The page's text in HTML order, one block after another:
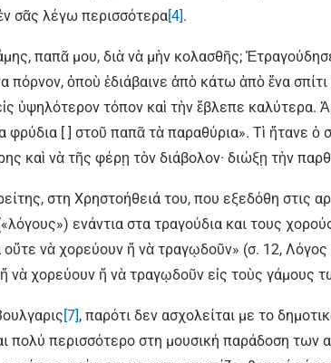
σᾶς λέγω περισσότερα[4].
παπᾶ μου, διὰ νὰ μὴν κολασθῆς;
πόρνον, ὁποὺ ἐδιάβαινε ἀπὸ κάτω ἀπὸ ἕνα
ὑψηλότερον τόπον καὶ τὴν ἔβλεπε καλύτερα.
φρύδια [ ] στοῦ παπᾶ τὰ παραθύρια». Τὶ ἤτανε
καὶ νὰ τῆς φέρῃ τὸν διάβολον· διώξῃ τὴν
στη Χρηστοήθειά του, που εξεδόθη στις
ενάντια στα τραγούδια και τους
νὰ χορεύουν ἤ νὰ τραγῳδοῦν» (σ. 12, Λόγος
ἤ νὰ χορεύουν ἤ νὰ τραγῳδοῦν εἰς τοὺς γάμους
[7], παρότι δεν ασχολείται με το
πολύ περισσότερο στη μουσική παράδοση των